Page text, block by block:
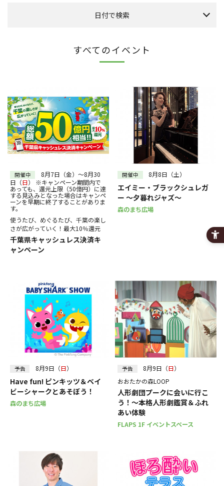
本館 1F ウエストプラザ （タカシマヤフードメゾン側吹き抜け）
その他
全件表示
日付で検索
2026年 8月
2
3 4 6 7
8
9
11 12 13 14
15
16
17 18 19 20 21
22
23
24 25 26 27 28
29
30
31
絞り込む
すべてのイベント
開催中
8月7日（金）～8月30
日（日） ※キャンペーン期間内で
あっても、還元上限（50億円）に達
する見込みとなった場合はキャンペ
ーンを早期に終了することがありま
す。
使うたび、めぐるたび、千葉の楽し
さが広がっていく！最大10％還元
千葉県キャッシュレス決済キ
ャンペーン
開催中 8月8日（土）
エイミー・ブラックシュレガ
ー ～夕暮れジャズ～
森のまち広場
予告 8月9日（日）
Have fun! ピンキッツ＆ベイ
ビーシャークとあそぼう！
森のまち広場
予告 8月9日（日）
おおたかの森LOOP
人形劇団プークに会いに行こ
う！～本格人形劇鑑賞＆ふれ
あい体験
FLAPS 1F イベントスペース